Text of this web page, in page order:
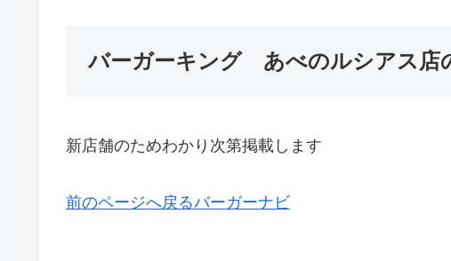
バーガーキング あべのルシアス店
新店舗のためわかり次第掲載します
前のページへ戻るバーガーナビ